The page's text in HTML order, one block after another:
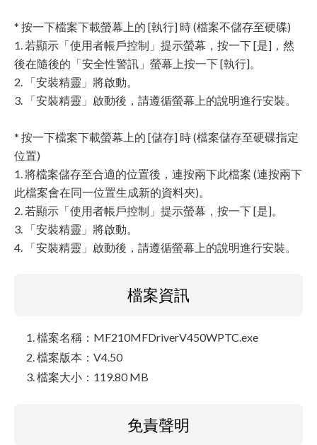
* 按一下檔案下載螢幕上的 [執行] 時 (檔案不儲存至硬碟)
1. 若顯示「使用者帳戶控制」提示螢幕，按一下 [是]，然
後在隨後的「安全性警訊」螢幕上按一下 [執行]。
2. 「安裝精靈」將啟動。
3. 「安裝精靈」啟動後，請遵循螢幕上的說明進行安裝。
* 按一下檔案下載螢幕上的 [儲存] 時 (檔案儲存至硬碟指定
位置)
1. 將檔案儲存至合適的位置後，連按兩下此檔案 (連按兩下
此檔案會在同一位置生成新的資料夾)。
2. 若顯示「使用者帳戶控制」提示螢幕，按一下 [是]。
3. 「安裝精靈」將啟動。
4. 「安裝精靈」啟動後，請遵循螢幕上的說明進行安裝。
檔案資訊
檔案名稱：MF210MFDriverV450WPTC.exe
檔案版本：V4.50
檔案大小：119.80 MB
免責聲明